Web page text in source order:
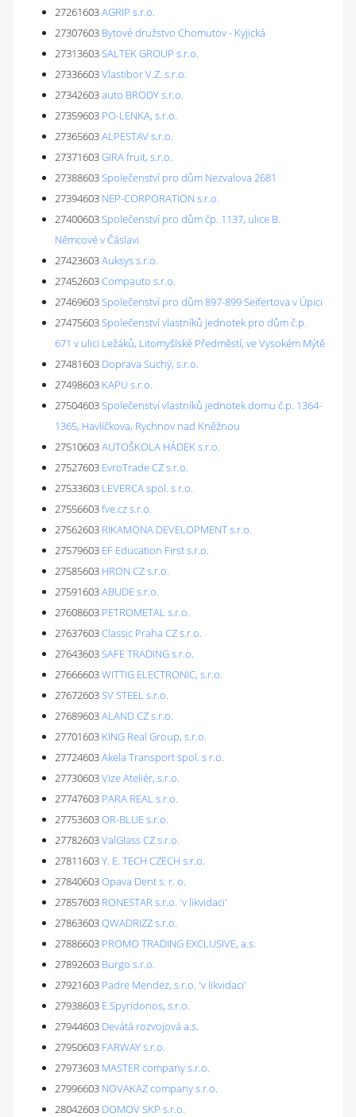
27261603AGRIP s.r.o.
27307603 Bytové družstvo Chomutov - Kyjická
27313603SALTEK GROUP s.r.o.
27336603Vlastibor V.Z. s.r.o.
27342603auto BRODY s.r.o.
27359603 PO-LENKA, s.r.o.
27365603ALPESTAV s.r.o.
27371603GIRA fruit, s.r.o.
27388603Společenství pro dům Nezvalova 2681
27394603 NEP-CORPORATION s.r.o.
27400603Společenství pro dům čp. 1137, ulice B.
Němcové v Čáslavi
27423603Auksys s.r.o.
27452603Compauto s.r.o.
27469603Společenství pro dům 897-899 Seifertova v Úpici
27475603Společenství vlastníků jednotek pro dům č.p.
671 v ulici Ležáků, Litomyšlské Předměstí, ve Vysokém Mýtě
27481603 Doprava Suchý, s.r.o.
27498603 KAPU s.r.o.
27504603Společenství vlastníků jednotek domu č.p. 1364-
1365, Havlíčkova, Rychnov nad Kněžnou
27510603AUTOŠKOLA HÁDEK s.r.o.
27527603 EvroTrade CZ s.r.o.
27533603 LEVERCA spol. s r.o.
27556603fve.cz s.r.o.
27562603 RIKAMONA DEVELOPMENT s.r.o.
27579603 EF Education First s.r.o.
27585603 HRON CZ s.r.o.
27591603ABUDE s.r.o.
27608603 PETROMETAL s.r.o.
27637603Classic Praha CZ s.r.o.
27643603SAFE TRADING s.r.o.
27666603WITTIG ELECTRONIC, s.r.o.
27672603SV STEEL s.r.o.
27689603ALAND CZ s.r.o.
27701603 KING Real Group, s.r.o.
27724603Akela Transport spol. s r.o.
27730603Vize Ateliér, s.r.o.
27747603 PARA REAL s.r.o.
27753603OR-BLUE s.r.o.
27782603ValGlass CZ s.r.o.
27811603Y. E. TECH CZECH s.r.o.
27840603Opava Dent s. r. o.
27857603 RONESTAR s.r.o. 'v likvidaci'
27863603QWADRIZZ s.r.o.
27886603 PROMO TRADING EXCLUSIVE, a.s.
27892603 Burgo s.r.o.
27921603 Padre Mendez, s.r.o. 'v likvidaci'
27938603 E.Spyridonos, s.r.o.
27944603 Devátá rozvojová a.s.
27950603 FARWAY s.r.o.
27973603 MASTER company s.r.o.
27996603 NOVAKAZ company s.r.o.
28042603 DOMOV SKP s.r.o.